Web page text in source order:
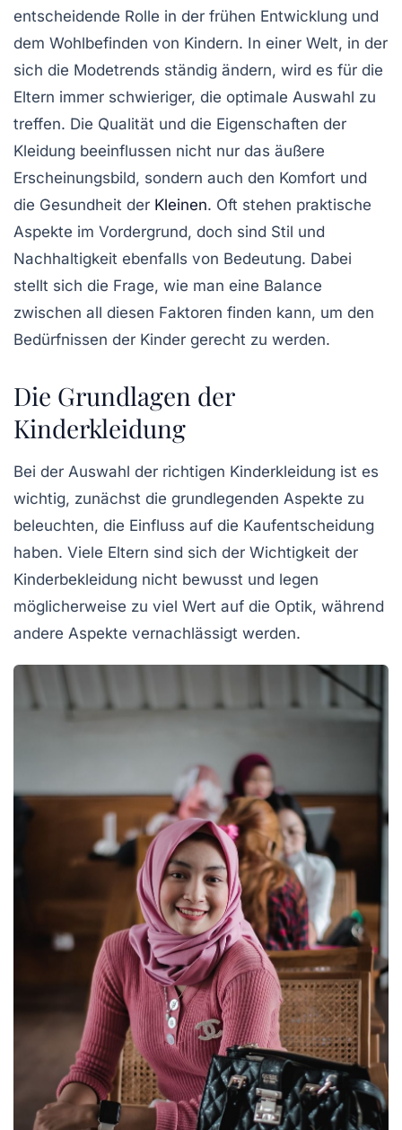
entscheidende Rolle in der frühen Entwicklung und
dem Wohlbefinden von Kindern. In einer Welt, in der
sich die Modetrends ständig ändern, wird es für die
Eltern immer schwieriger, die optimale Auswahl zu
treffen. Die Qualität und die Eigenschaften der
Kleidung beeinflussen nicht nur das äußere
Erscheinungsbild, sondern auch den Komfort und
die Gesundheit der Kleinen. Oft stehen praktische
Aspekte im Vordergrund, doch sind Stil und
Nachhaltigkeit ebenfalls von Bedeutung. Dabei
stellt sich die Frage, wie man eine Balance
zwischen all diesen Faktoren finden kann, um den
Bedürfnissen der Kinder gerecht zu werden.
Die Grundlagen der
Kinderkleidung
Bei der Auswahl der richtigen Kinderkleidung ist es
wichtig, zunächst die grundlegenden Aspekte zu
beleuchten, die Einfluss auf die Kaufentscheidung
haben. Viele Eltern sind sich der Wichtigkeit der
Kinderbekleidung nicht bewusst und legen
möglicherweise zu viel Wert auf die Optik, während
andere Aspekte vernachlässigt werden.